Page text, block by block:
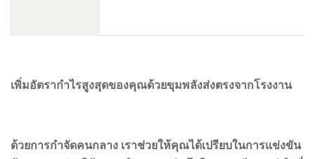
เพิ่มอัตรากำไรสูงสุดของคุณด้วยขุมพลังส่งตรงจากโรงงาน
ด้วยการกำจัดคนกลาง เราช่วยให้คุณได้เปรียบในการแข่งขัน